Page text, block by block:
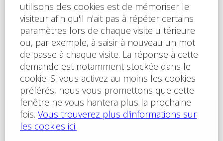
(dont plein air), de piscines sécurisés avec mise à
disposition de chaises longues (dont une pour enfants),
d’un squash, d’un sauna, d’un spa, d’un bain turc, d’un
club pour enfants, d’une salle de massage, de terrains de
jeux pour enfants, de terrains de sport, d’un centre de
santé, d’un terrain de tennis, de babyfoot, d’un billard et
d’une table de ping-pong • La résidence offre également
les services suivants: un restaurant proposant une
cuisine de type bulgare/européenne, de magasins
d’alimentation et d’accessoires pour la plage, d’un service